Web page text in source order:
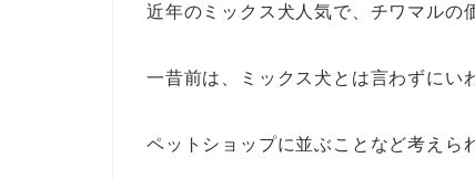
近年のミックス犬人気で、チワマルの
一昔前は、ミックス犬とは言わずにい
ペットショップに並ぶことなど考えら